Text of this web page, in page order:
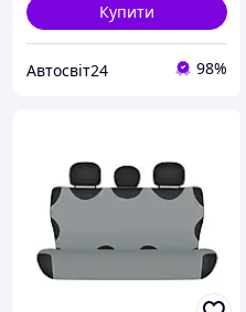
Купити
Автосвіт24 98%